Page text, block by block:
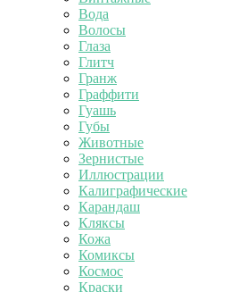
Вода
Волосы
Глаза
Глитч
Гранж
Граффити
Гуашь
Губы
Животные
Зернистые
Иллюстрации
Калиграфические
Карандаш
Кляксы
Кожа
Комиксы
Космос
Краски